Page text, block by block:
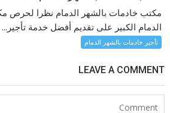
مكتب خادمات بالشهر الدمام نظرا لحرص
الدمام الكبير على تقديم أفضل خدمة تأجير...
تأجير خادمات بالشهر الدمام
LEAVE A COMMENT